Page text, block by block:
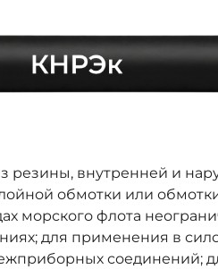
внутренней и
обмотки или
морского флота
для применения в
соединений;